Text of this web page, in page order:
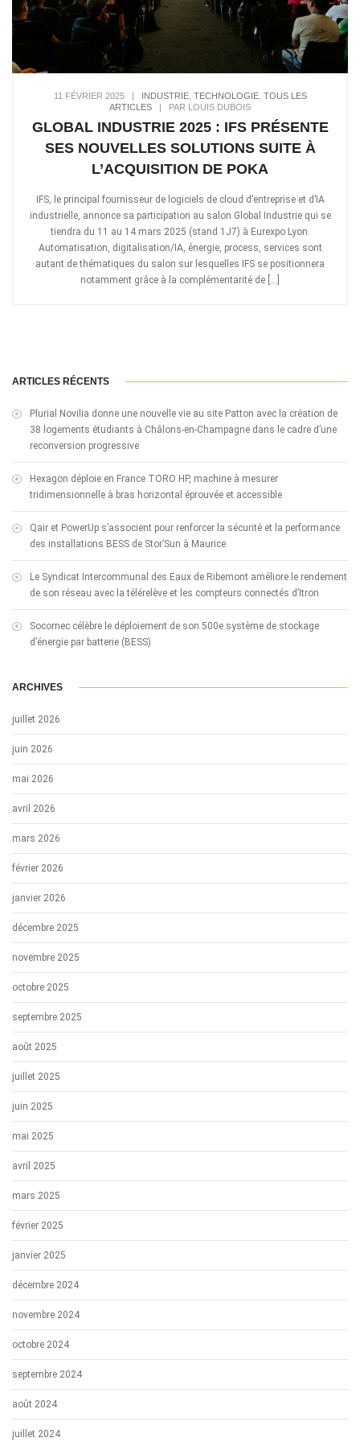
11 FÉVRIER 2025| INDUSTRIE, TECHNOLOGIE, TOUS LES
ARTICLES | PAR LOUIS DUBOIS
GLOBAL INDUSTRIE 2025 : IFS PRÉSENTE
SES NOUVELLES SOLUTIONS SUITE À
L’ACQUISITION DE POKA
IFS, le principal fournisseur de logiciels de cloud d’entreprise et d’IA
industrielle, annonce sa participation au salon Global Industrie qui se
tiendra du 11 au 14 mars 2025 (stand 1J7) à Eurexpo Lyon.
Automatisation, digitalisation/IA, énergie, process, services sont
autant de thématiques du salon sur lesquelles IFS se positionnera
notamment grâce à la complémentarité de […]
ARTICLES RÉCENTS
Plurial Novilia donne une nouvelle vie au site Patton avec la création de
38 logements étudiants à Châlons-en-Champagne dans le cadre d’une
reconversion progressive
Hexagon déploie en France TORO HP, machine à mesurer
tridimensionnelle à bras horizontal éprouvée et accessible
Qair et PowerUp s’associent pour renforcer la sécurité et la performance
des installations BESS de Stor’Sun à Maurice
Le Syndicat Intercommunal des Eaux de Ribemont améliore le rendement
de son réseau avec la télérelève et les compteurs connectés d’Itron
Socomec célèbre le déploiement de son 500e système de stockage
d’énergie par batterie (BESS)
ARCHIVES
juillet 2026
juin 2026
mai 2026
avril 2026
mars 2026
février 2026
janvier 2026
décembre 2025
novembre 2025
octobre 2025
septembre 2025
août 2025
juillet 2025
juin 2025
mai 2025
avril 2025
mars 2025
février 2025
janvier 2025
décembre 2024
novembre 2024
octobre 2024
septembre 2024
août 2024
juillet 2024